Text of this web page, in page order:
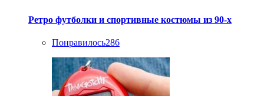
Ретро футболки и спортивные костюмы из 90-х
Понравилось286